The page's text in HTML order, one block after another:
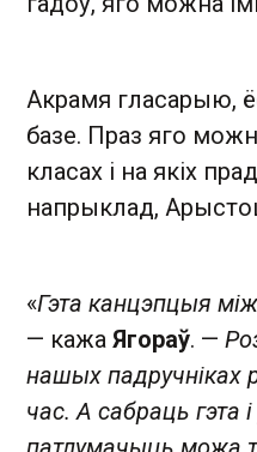
Акрамя гласарыю,
базе. Праз яго
класах і на якіх
напрыклад,
«Гэта канцэпцыя
— кажа Ягораў. —
нашых падручніках
час. А сабраць гэта